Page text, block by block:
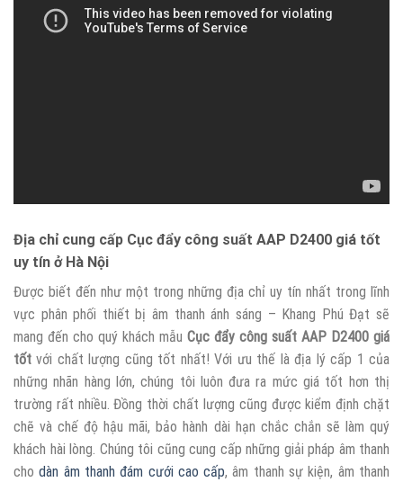
Địa chỉ cung cấp Cục đẩy công suất AAP D2400 giá tốt
uy tín ở Hà Nội
Được biết đến như một trong những địa chỉ uy tín nhất trong lĩnh
vực phân phối thiết bị âm thanh ánh sáng – Khang Phú Đạt sẽ
mang đến cho quý khách mẫu Cục đẩy công suất AAP D2400 giá
tốt với chất lượng cũng tốt nhất! Với ưu thế là địa lý cấp 1 của
những nhãn hàng lớn, chúng tôi luôn đưa ra mức giá tốt hơn thị
trường rất nhiều. Đồng thời chất lượng cũng được kiểm định chặt
chẽ và chế độ hậu mãi, bảo hành dài hạn chắc chắn sẽ làm quý
khách hài lòng. Chúng tôi cũng cung cấp những giải pháp âm thanh
chodàn âm thanh đám cưới cao cấp, âm thanh sự kiện, âm thanh